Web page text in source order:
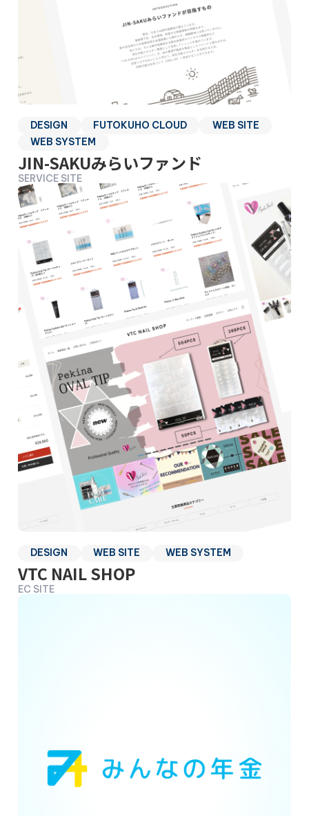
DESIGN FUTOKUHO CLOUD
WEB SITE
WEB SYSTEM
JIN-SAKUみらいファンド
SERVICE SITE
DESIGN WEB SITE WEB SYSTEM
VTC NAIL SHOP
EC SITE